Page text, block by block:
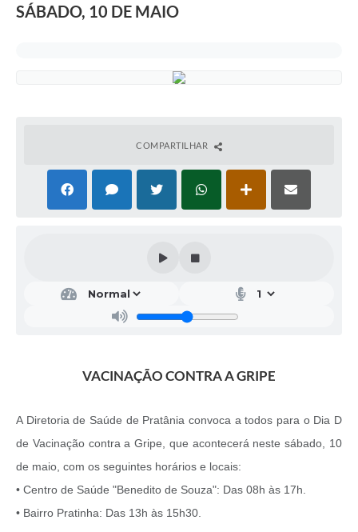
SÁBADO, 10 DE MAIO
COMPARTILHAR
VACINAÇÃO CONTRA A GRIPE
A Diretoria de Saúde de Pratânia convoca a todos para o Dia D
de Vacinação contra a Gripe, que acontecerá neste sábado, 10
de maio, com os seguintes horários e locais:
• Centro de Saúde "Benedito de Souza": Das 08h às 17h.
• Bairro Pratinha: Das 13h às 15h30.